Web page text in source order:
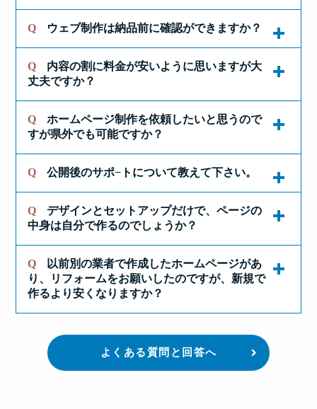
※分割支払いサービスは、TEC-D独自規定による
審査をクリアした個人事業者様に限られます。
法人企業様は利用出来ませんのでご了承下さい。
依頼いただいたお客さまのうち、やはり多くの
だったと感じていらっしゃるようです。
それから、
と！
とか、
ページの構成を自分で考えておかないと！
いらっしゃるようです。
でも、どうか、ご安心ください。
テックデザインのホームページ作成サービスで
『適切なキーワードで検索エンジンの上位に表示
される』ことが必要不可欠で、そのためにおこな
他社のホームページ制作会社などではこの一連の
作業をオプションとして別途請求することが多い
テックデザインのホームページ作成サービスで
は、ホームページをしっかりと活用していただ
き、成果を出していただきたいという思いから、
準ＳＥＯ対策を組み込んでおります。
（『ビッグキーワード』とも言います）での上位
表示を狙ったSEO対策を有償で承ることももちろ
最新情報の掲載はホームページの活用には欠かせ
ません。
テックデザインでは、２００４年にホームページ
軽に情報を発信出来るホームページ」の開発にこ
だわってホームページ制作事業を進めて来まし
テックデザインでお作りするホームページのすべ
てのプランには、この2026年8月時点で最新のＣＭ
Ｓ更新システムがあらかじめ組み込まれていま
す。
そして、さらに現在も進化し続けています。
実際テックデザインでウェブ制作をご依頼いただ
らっしゃいます。
その多くのご担当者さまが、Eメールのやりとり
Q ウェブ制作は納品前に確認ができますか？
テックデザインのホームページ作成サービスで
は、公開前に新しいホームページを当社の開発環
境上に設置した校正用URLにて確認していただい
ております。
完成形を確認していただき、気になる点や情報と
して間違っている箇所などを修正したのちに公開
公開前でしたら、ページの写真や文章の変更も可
能ですので、遠慮なく申し付けください。
また、公開後１ヶ月以内でれば、小さな修正を無
償で行っておりますので、どうぞご安心くださ
い。
Q
内容の割に料金が安いように思いますが大
丈夫ですか？
テックデザインのホームページ作成サービスは、
中堅〜大手の制作会社さんのように、担当営業や
デザイナー・コピーライター・HTMLコーダー
(WEBオペレータ)・プログラマーといった担当分
けをして業務を行なっている訳ではありません。
『HTMLコーディング』、『文章作成（コピーラ
イティング）』、『ウェブシステムプログラミン
グ』まで、もちろん『打合せや見積り算出』も含
めて、そのすべての作業を幅広い知識と技術を持
実際に制作にかかる時間や難易度などから価格を
設定しているため内容の充実度の割に他社と比較
Q
ホームページ制作を依頼したいと思うので
すが県外でも可能ですか？
ご安心ください。
Eメールやお電話でやりとり出来る環境さえあれ
ば大丈夫です。
実際、テックデザインのホームページ作成サービ
スでも、周南市・下松市・光市・防府市など山口
スが増えて来ました。
Q 公開後のサポ−トについて教えて下さい。
ホームページを立ち上げること自体は『初めの一
歩』にすぎません。 よくホームページを開くと
『何年も更新した気配を感じられないサイト』を
よく見かけませんか？
テックデザインでは、そういったホームページを
『仮死状態のサイト』と呼んでいます。
なぜかというと、『プル型広告（お客様側が自ら
探して来られる形式の広告）』の分類に属するホ
Q
デザインとセットアップだけで、ページの
中身は自分で作るのでしょうか？
他社のサービスでは、ホームページ上で表示する
テキスト原稿や写真素材などを、お客様側で準備
することが前提となっている事が多いようです
当社では取材を元に原稿作成から代行させていた
だいております（もちろんお客様側で原稿を用意
Q
以前別の業者で作成したホームページがあ
り、リフォームをお願いしたのですが、新規で
作るより安くなりますか？
内容によってはお打合せにかける手間が少なくな
ったり、流用できる素材などがある場合はかなり
お安く作成できることもございますが、ケースに
よくある質問と回答へ